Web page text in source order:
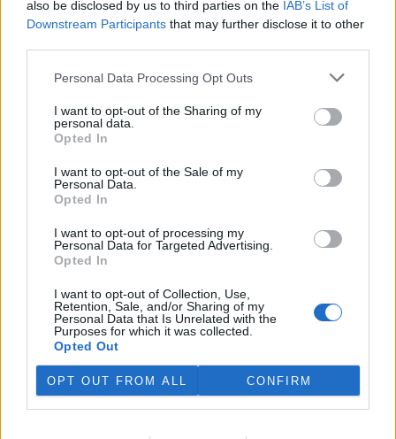
also be disclosed by us to third parties on the IAB’s List of
Downstream Participants that may further disclose it to other
Personal Data Processing Opt Outs
I want to opt-out of the Sharing of my
personal data.
Opted In
I want to opt-out of the Sale of my
Personal Data.
Opted In
I want to opt-out of processing my
Personal Data for Targeted Advertising.
Opted In
I want to opt-out of Collection, Use,
Retention, Sale, and/or Sharing of my
Personal Data that Is Unrelated with the
Purposes for which it was collected.
Opted Out
OPT OUT FROM ALL CONFIRM
tisknout poslat
Online diskuse
Redakce Ekolistu vítá čtenářské názory, komentáře a postřehy. Tím,
že zde publikujete svůj příspěvek, se ale zároveň zavazujete
dodržovatpravidla diskuse. V případě porušení si redakce
vyhrazuje právo smazat diskusní příspěvěk